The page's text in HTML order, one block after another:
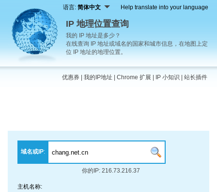
语言: 简体中文 Help translate into your language
IP 地理位置查询
我的 IP 地址是多少？
在线查询 IP 地址或域名的国家和城市信息，在地图上定
位 IP 地址的地理位置。
优惠券 我的IP地址 Chrome 扩展 IP 小知识 站长插件
域名或IP:
你的IP: 216.73.216.37
主机名称: